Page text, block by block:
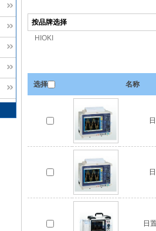
按品牌选择
HIOKI
选择 名称
日